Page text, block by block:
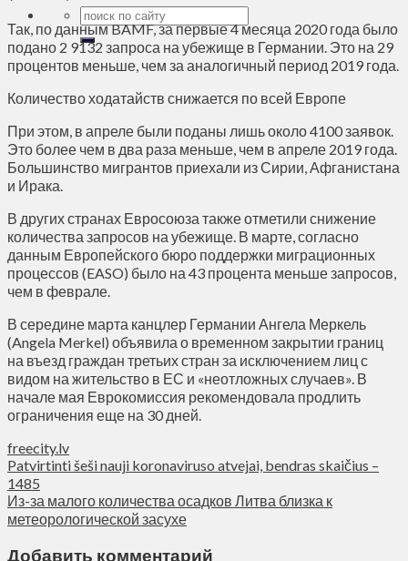
Так, по данным BAMF, за первые 4 месяца 2020 года было
подано 2 9132 запроса на убежище в Германии. Это на 29
процентов меньше, чем за аналогичный период 2019 года.
Количество ходатайств снижается по всей Европе
При этом, в апреле были поданы лишь около 4100 заявок.
Это более чем в два раза меньше, чем в апреле 2019 года.
Большинство мигрантов приехали из Сирии, Афганистана
и Ирака.
В других странах Евросоюза также отметили снижение
количества запросов на убежище. В марте, согласно
данным Европейского бюро поддержки миграционных
процессов (EASO) было на 43 процента меньше запросов,
чем в феврале.
В середине марта канцлер Германии Ангела Меркель
(Angela Merkel) объявила о временном закрытии границ
на въезд граждан третьих стран за исключением лиц с
видом на жительство в ЕС и «неотложных случаев». В
начале мая Еврокомиссия рекомендовала продлить
ограничения еще на 30 дней.
freecity.lv
Patvirtinti šeši nauji koronaviruso atvejai, bendras skaičius –
1485
Из-за малого количества осадков Литва близка к
метеорологической засухе
Добавить комментарий